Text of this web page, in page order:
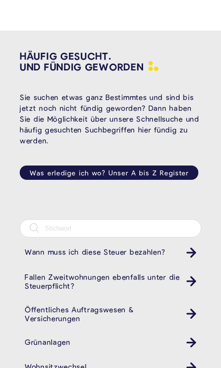
HÄUFIG GESUCHT.
UND FÜNDIG GEWORDEN
Sie suchen etwas ganz Bestimmtes und sind bis
jetzt noch nicht fündig geworden? Dann haben
Sie die Möglichkeit über unsere Schnellsuche und
häufig gesuchten Suchbegriffen hier fündig zu
werden.
Was erledige ich wo? Unser A bis Z Register
Wann muss ich diese Steuer bezahlen?
Fallen Zweitwohnungen ebenfalls unter die
Steuerpflicht?
Öffentliches Auftragswesen &
Versicherungen
Grünanlagen